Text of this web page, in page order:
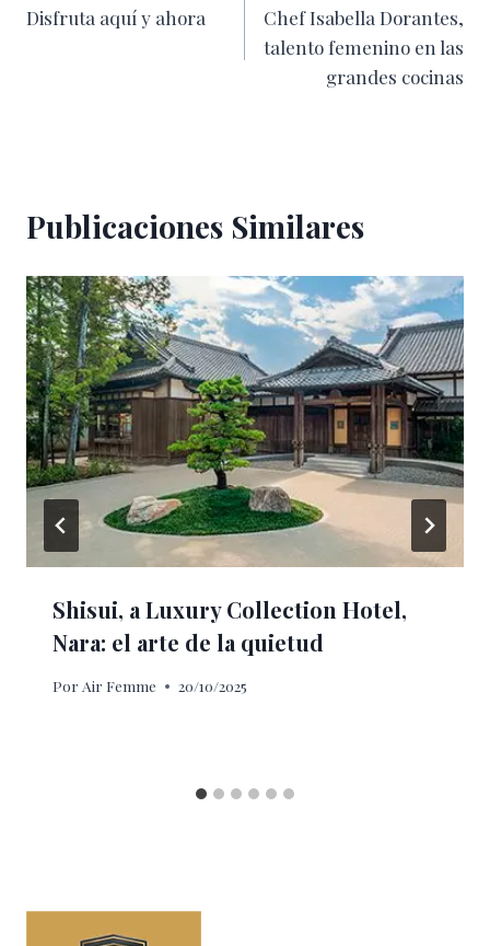
de
Disfruta aquí y ahora
Chef Isabella Dorantes,
talento femenino en las
grandes cocinas
Publicaciones Similares
Shisui, a Luxury Collection Hotel,
Nara: el arte de la quietud
Por Air Femme 20/10/2025